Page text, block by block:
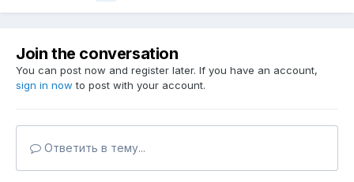
Join the conversation
You can post now and register later. If you have an account,
sign in now to post with your account.
Ответить в тему...